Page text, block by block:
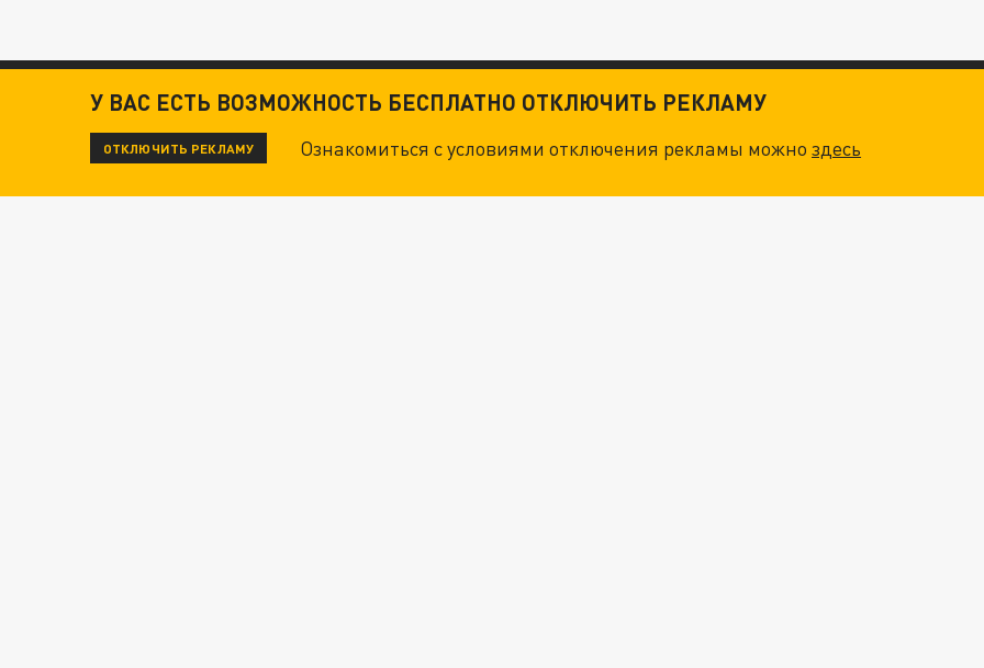
У ВАС ЕСТЬ ВОЗМОЖНОСТЬ БЕСПЛАТНО ОТКЛЮЧИТЬ РЕКЛАМУ
ОТКЛЮЧИТЬ РЕКЛАМУ Ознакомиться с условиями отключения рекламы можноздесь